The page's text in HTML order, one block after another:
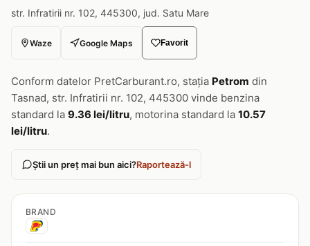
str. Infratirii nr. 102, 445300, jud. Satu Mare
Waze Google Maps Favorit
Conform datelor PretCarburant.ro, stația Petrom din
Tasnad, str. Infratirii nr. 102, 445300 vinde benzina
standard la 9.36 lei/litru, motorina standard la 10.57
lei/litru.
Știi un preț mai bun aici?Raportează-l
BRAND